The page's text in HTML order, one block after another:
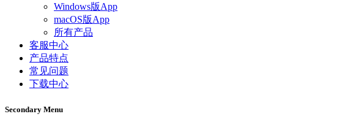
Windows版App
macOS版App
所有产品
客服中心
产品特点
常见问题
下载中心
Secondary Menu